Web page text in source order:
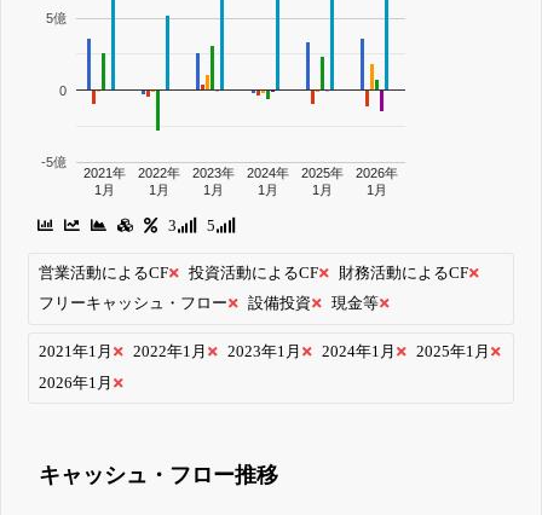
2021年
1月
2022年
1月
2023年
1月
2024年
1月
2025年
1月
2026年
1月
-5億
0
5億
3 5
営業活動によるCF 投資活動によるCF
財務活動によるCF
フリーキャッシュ・フロー
設備投資 現金等
2021年1月 2022年1月 2023年1月 2024年1月
2025年1月
2026年1月
キャッシュ・フロー推移